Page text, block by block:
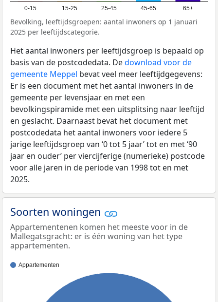
0-15 15-25 25-45 45-65 65+
Bevolking, leeftijdsgroepen: aantal inwoners op 1 januari
2025 per leeftijdscategorie.
Het aantal inwoners per leeftijdsgroep is bepaald op
basis van de postcodedata. Dedownload voor de
gemeente Meppel bevat veel meer leeftijdgegevens:
Er is een document met het aantal inwoners in de
gemeente per levensjaar en met een
bevolkingspiramide met een uitsplitsing naar leeftijd
en geslacht. Daarnaast bevat het document met
postcodedata het aantal inwoners voor iedere 5
jarige leeftijdsgroep van ‘0 tot 5 jaar’ tot en met ‘90
jaar en ouder’ per viercijferige (numerieke) postcode
voor alle jaren in de periode van 1998 tot en met
2025.
Soorten woningen
Appartementenen komen het meeste voor in de
Mallegatsgracht: er is één woning van het type
appartementen.
Appartementen